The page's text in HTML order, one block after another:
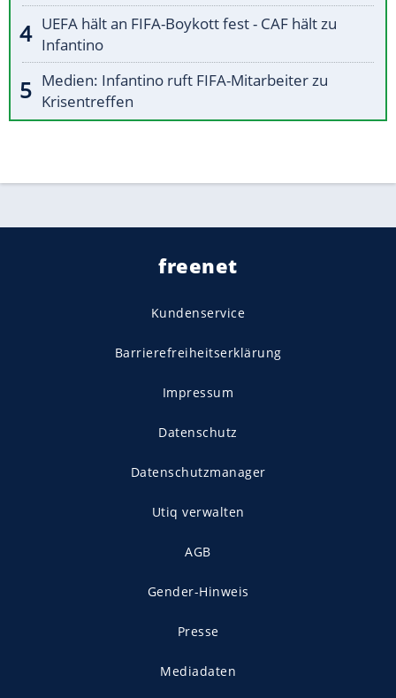
UEFA hält an FIFA-Boykott fest - CAF hält zu
Infantino
Medien: Infantino ruft FIFA-Mitarbeiter zu
Krisentreffen
freenet
Kundenservice
Barrierefreiheitserklärung
Impressum
Datenschutz
Datenschutzmanager
Utiq verwalten
AGB
Gender-Hinweis
Presse
Mediadaten